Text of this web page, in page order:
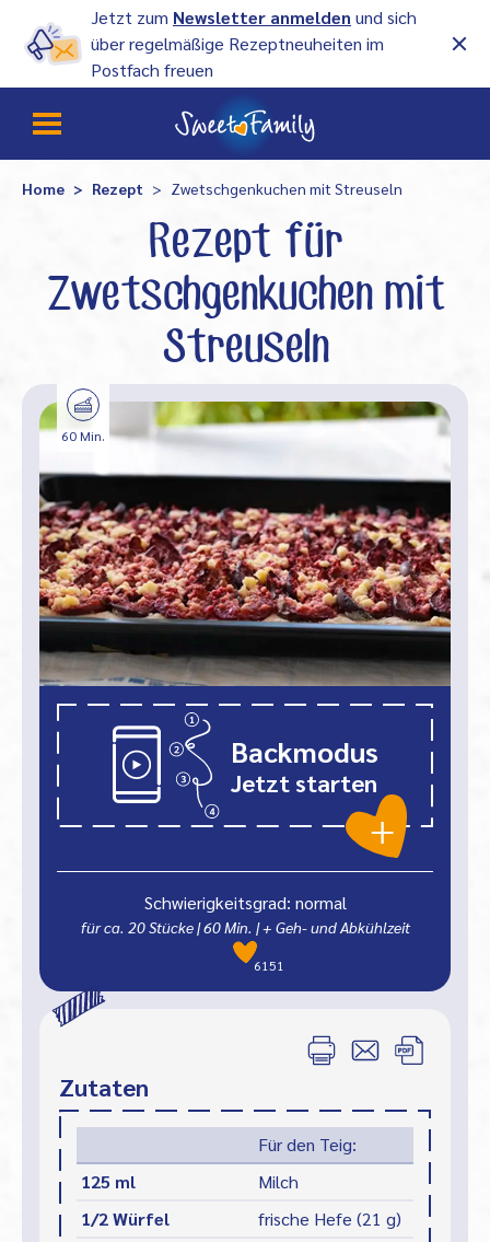
Jetzt zum Newsletter anmelden und sich
über regelmäßige Rezeptneuheiten im
Postfach freuen
Home Rezept Zwetschgenkuchen mit Streuseln
Rezept für
Zwetschgenkuchen mit
Streuseln
Backmodus
Jetzt starten
60 Min.
Schwierigkeitsgrad: normal
für ca. 20 Stücke|60Min. | + Geh- und Abkühlzeit
6151
Zutaten
Für den Teig:
125 ml
Milch
1/2 Würfel
frische Hefe (21 g)